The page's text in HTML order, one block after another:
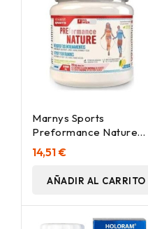
Marnys Sports
Preformance Nature
480G
14,51 €
AÑADIR AL CARRITO